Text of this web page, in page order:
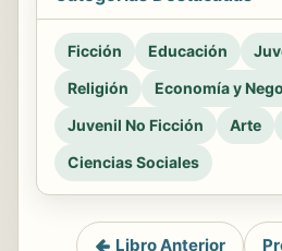
Ficción Educación
Religión
Economía y
Juvenil No Ficción
Arte
Ciencias Sociales
Libro Anterior